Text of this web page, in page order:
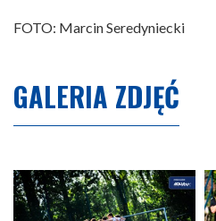
FOTO: Marcin Seredyniecki
GALERIA ZDJĘĆ